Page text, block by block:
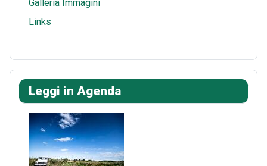
Galleria Immagini
Links
Leggi in Agenda